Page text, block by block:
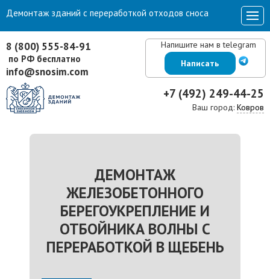
8 (800) 555-84-91
по РФ бесплатно
info@snosim.com
Напишите нам в telegram
Написать
+7 (492) 249-44-25
Ваш город: Ковров
Демонтаж зданий с переработкой отходов сноса
ДЕМОНТАЖ
ЖЕЛЕЗОБЕТОННОГО
БЕРЕГОУКРЕПЛЕНИЕ И
ОТБОЙНИКА ВОЛНЫ С
ПЕРЕРАБОТКОЙ В ЩЕБЕНЬ